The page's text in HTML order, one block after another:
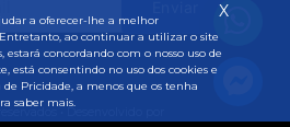
• Desenvolvido por
X
a oferecer-lhe a melhor
ao continuar a utilizar o site
concordando com o nosso uso de
está consentindo no uso dos cookies e
Pricidade, a menos que os tenha
saber mais.